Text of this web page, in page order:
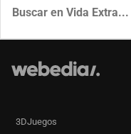
3DJuegos